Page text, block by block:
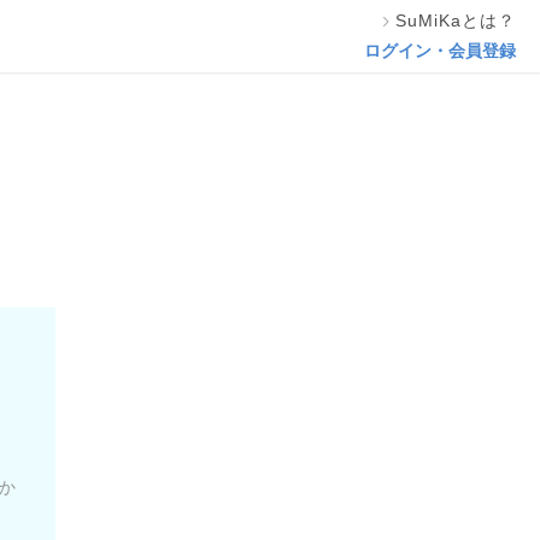
SuMiKaとは？
ログイン・会員登録